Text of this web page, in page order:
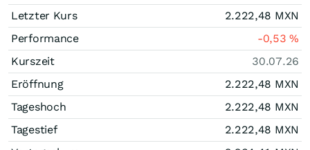
Letzter Kurs
2.222,48 MXN
Performance
-0,53%
Kurszeit
30.07.26
Eröffnung
2.222,48 MXN
Tageshoch
2.222,48 MXN
Tagestief
2.222,48 MXN